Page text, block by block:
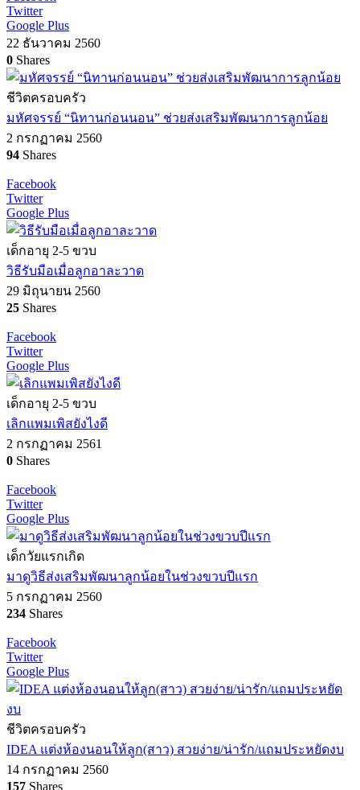
Twitter
Google Plus
22 ธันวาคม 2560
0 Shares
ชีวิตครอบครัว
มหัศจรรย์ “นิทานก่อนนอน” ช่วยส่งเสริมพัฒนาการลูกน้อย
2 กรกฏาคม 2560
94 Shares
Facebook
Twitter
Google Plus
เด็กอายุ 2-5 ขวบ
วิธีรับมือเมื่อลูกอาละวาด
29 มิถุนายน 2560
25 Shares
Facebook
Twitter
Google Plus
เด็กอายุ 2-5 ขวบ
เลิกแพมเพิสยังไงดี
2 กรกฏาคม 2561
0 Shares
Facebook
Twitter
Google Plus
เด็กวัยแรกเกิด
มาดูวิธีส่งเสริมพัฒนาลูกน้อยในช่วงขวบปีแรก
5 กรกฏาคม 2560
234 Shares
Facebook
Twitter
Google Plus
ชีวิตครอบครัว
IDEA แต่งห้องนอนให้ลูก(สาว) สวยง่าย/น่ารัก/แถมประหยัดงบ
14 กรกฏาคม 2560
157 Shares